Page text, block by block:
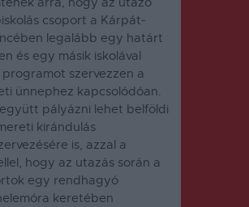
csoport a Kárpát-
legalább egy határt
és egy másik iskolával
programot szervezzen a
ünnephez kapcsolódóan.
pályázni lehet belföldi
kirándulás
is, azzal a
hogy az utazás során a
egy rendhagyó
keretében